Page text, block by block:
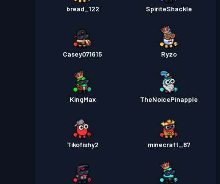
bread_122 SpiriteShackle
Casey071615 Ryzo
KingMax TheNoicePinapple
Tikofishy2 minecraft_67